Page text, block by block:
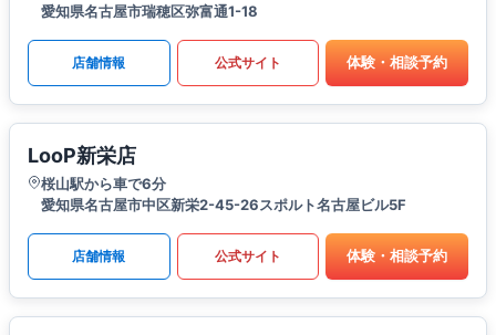
愛知県名古屋市瑞穂区弥富通1-18
店舗情報 公式サイト 体験・相談予約
LooP新栄店
桜山駅から車で6分
愛知県名古屋市中区新栄2-45-26スポルト名古屋ビル5F
店舗情報 公式サイト 体験・相談予約